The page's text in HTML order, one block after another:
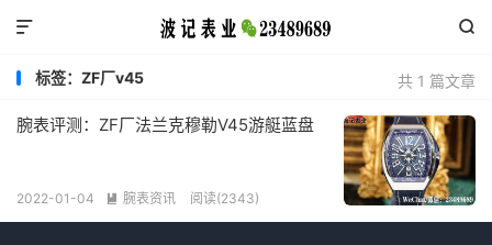


共 1 篇文章
标签：ZF厂v45
腕表评测：ZF厂法兰克穆勒V45游艇蓝盘
2022-01-04  腕表资讯 阅读(2343)